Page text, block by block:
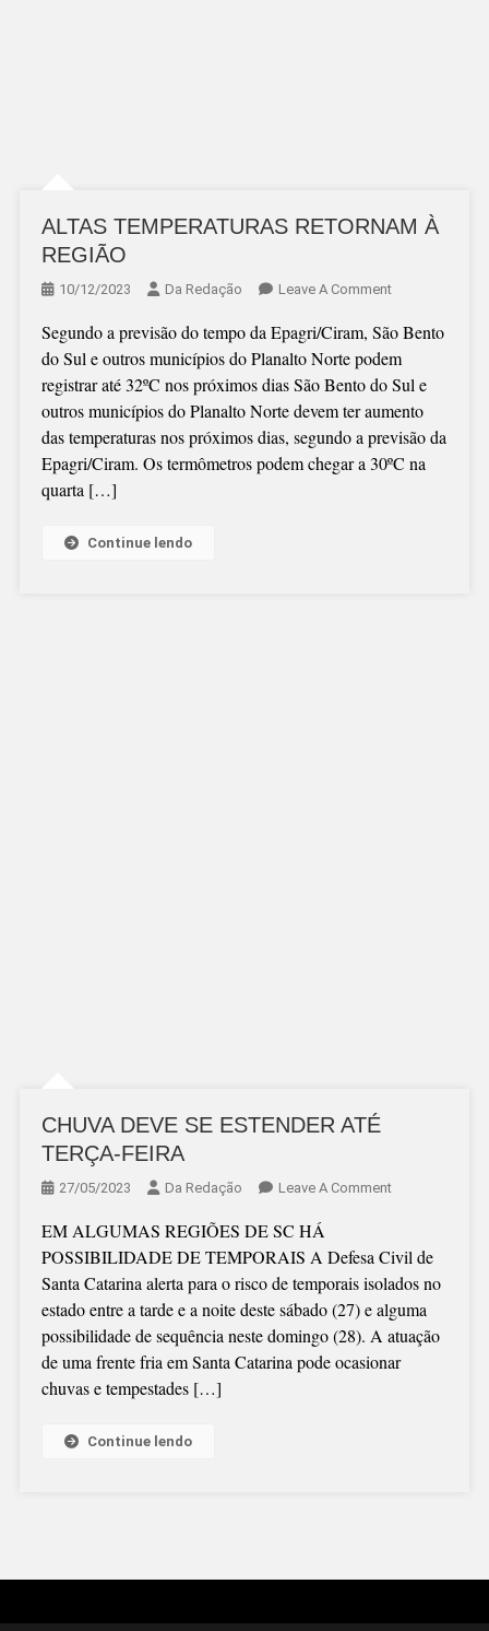
ALTAS TEMPERATURAS RETORNAM À
REGIÃO
10/12/2023 Da Redação Leave A CommentOn
RETORNAM
À
REGIÃO
Segundo a previsão do tempo da Epagri/Ciram, São Bento
do Sul e outros municípios do Planalto Norte podem
registrar até 32ºC nos próximos dias São Bento do Sul e
outros municípios do Planalto Norte devem ter aumento
das temperaturas nos próximos dias, segundo a previsão da
Epagri/Ciram. Os termômetros podem chegar a 30ºC na
quarta […]
Continue lendo
CHUVA DEVE SE ESTENDER ATÉ
TERÇA-FEIRA
27/05/2023 Da Redação Leave A CommentOn
SE
ESTENDER
ATÉ
TERÇA-
FEIRA
EM ALGUMAS REGIÕES DE SC HÁ
POSSIBILIDADE DE TEMPORAIS A Defesa Civil de
Santa Catarina alerta para o risco de temporais isolados no
estado entre a tarde e a noite deste sábado (27) e alguma
possibilidade de sequência neste domingo (28). A atuação
de uma frente fria em Santa Catarina pode ocasionar
chuvas e tempestades […]
Continue lendo